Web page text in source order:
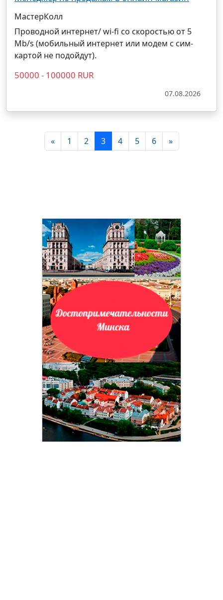
МастерКолл
Проводной интернет/ wi-fi со скоростью от 5
Mb/s (мобильный интернет или модем с сим-
картой не подойдут).
50000 - 100000 RUR
07.08.2026
« 1 2 3 4 5 6 »